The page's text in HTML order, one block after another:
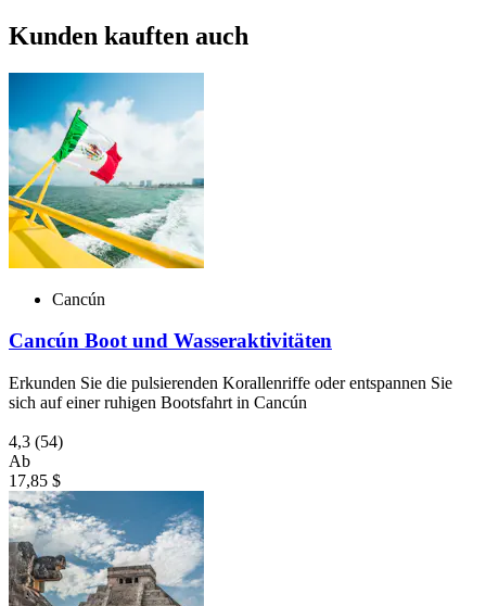
Kunden kauften auch
Cancún
Cancún Boot und Wasseraktivitäten
Erkunden Sie die pulsierenden Korallenriffe oder entspannen Sie
sich auf einer ruhigen Bootsfahrt in Cancún
4,3 (54)
Ab
17,85 $